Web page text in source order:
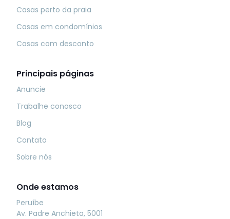
Casas perto da praia
Casas em condomínios
Casas com desconto
Principais páginas
Anuncie
Trabalhe conosco
Blog
Contato
Sobre nós
Onde estamos
Peruíbe
Av. Padre Anchieta, 5001